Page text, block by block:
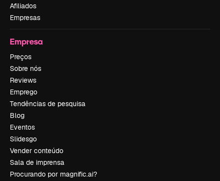
Afiliados
Empresas
Empresa
Preços
Sobre nós
Reviews
Emprego
Tendências de pesquisa
Blog
Eventos
Slidesgo
Vender conteúdo
Sala de imprensa
Procurando por magnific.ai?